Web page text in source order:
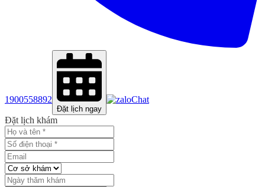
1900558892
Đặt lịch ngay
Chat
Đặt lịch khám